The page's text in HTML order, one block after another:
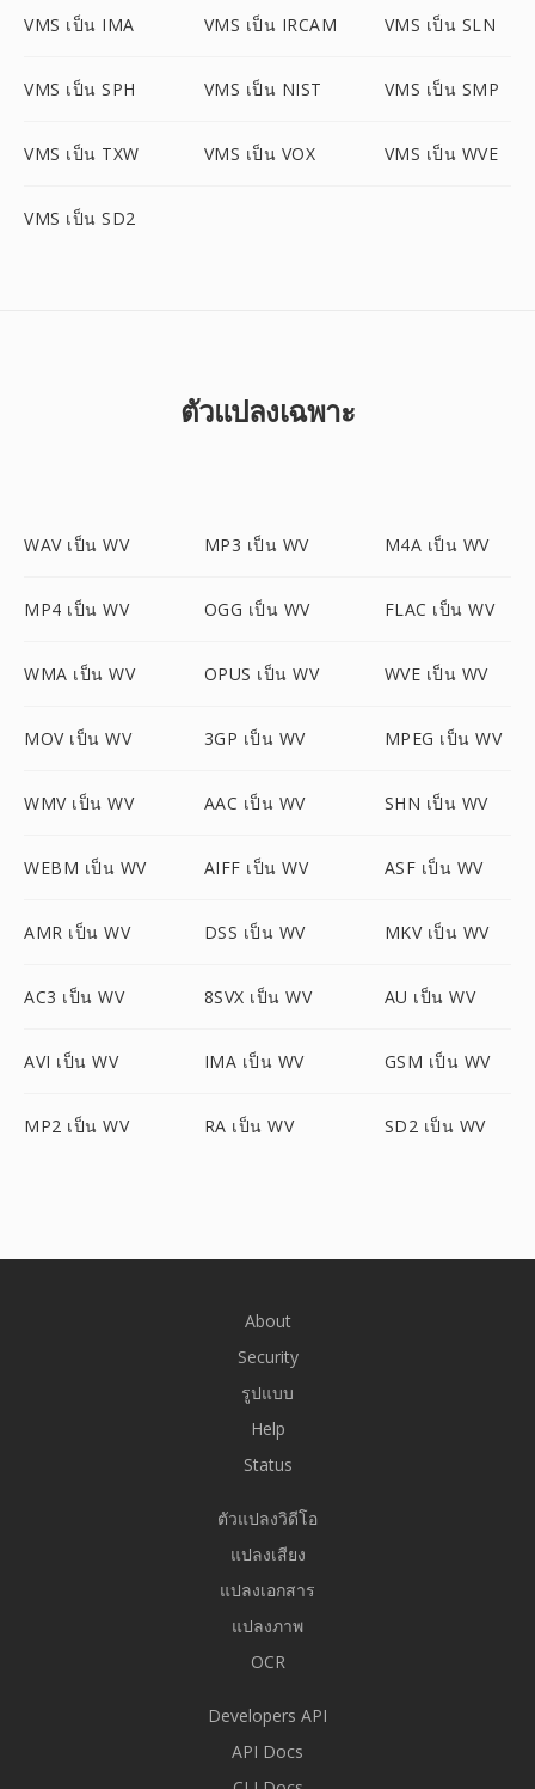
VMS เป็น IMA VMS เป็น IRCAM VMS เป็น SLN
VMS เป็น SPH VMS เป็น NIST VMS เป็น SMP
VMS เป็น TXW VMS เป็น VOX VMS เป็น WVE
VMS เป็น SD2
ตัวแปลงเฉพาะ
WAV เป็น WV MP3 เป็น WV M4A เป็น WV
MP4 เป็น WV OGG เป็น WV FLAC เป็น WV
WMA เป็น WV OPUS เป็น WV WVE เป็น WV
MOV เป็น WV 3GP เป็น WV MPEG เป็น WV
WMV เป็น WV AAC เป็น WV SHN เป็น WV
WEBM เป็น WV AIFF เป็น WV ASF เป็น WV
AMR เป็น WV DSS เป็น WV MKV เป็น WV
AC3 เป็น WV 8SVX เป็น WV AU เป็น WV
AVI เป็น WV IMA เป็น WV GSM เป็น WV
MP2 เป็น WV RA เป็น WV SD2 เป็น WV
About
Security
รูปแบบ
Help
Status
ตัวแปลงวิดีโอ
แปลงเสียง
แปลงเอกสาร
แปลงภาพ
OCR
Developers API
API Docs